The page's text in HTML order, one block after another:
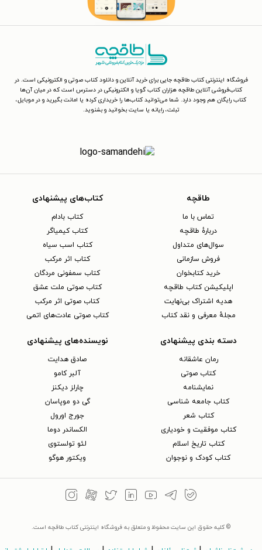
فروشگاه اینترنتی کتاب طاقچه جایی برای خرید آنلاین و دانلود کتاب صوتی و الکترونیکی است. در
کتاب‌فروشی آنلاین طاقچه هزاران کتاب گویا و الکترونیکی در دسترس است که در میان آن‌ها
کتاب رایگان هم وجود دارد. شما می‌توانید کتاب‌ها را خریداری کرده یا امانت بگیرید و در موبایل،
تبلت، رایانه یا سایت بخوانید و بشنوید.
طاقچه
تماس با ما
دربارهٔ طاقچه
سوال‌های متداول
فروش سازمانی
خرید کتابخوان
اپلیکیشن کتاب طاقچه
هدیه اشتراک بی‌نهایت
مجلهٔ معرفی و نقد کتاب
کتاب‌های پیشنهادی
کتاب بادام
کتاب کیمیاگر
کتاب اسب سیاه
کتاب اثر مرکب
کتاب سمفونی مردگان
کتاب صوتی ملت عشق
کتاب صوتی اثر مرکب
کتاب صوتی عادت‌های اتمی
دسته بندی پیشنهادی
رمان عاشقانه
کتاب‌ صوتی
نمایشنامه
کتاب جامعه شناسی
کتاب شعر
کتاب موفقیت و خودیاری
کتاب تاریخ اسلام
کتاب کودک و نوجوان
نویسنده‌های پیشنهادی
صادق هدایت
آلبر کامو
چارلز دیکنز
گی دو موپاسان
جورج اورول
الکساندر دوما
لئو تولستوی
ویکتور هوگو
© کلیه حقوق این سایت محفوظ و متعلق به فروشگاه اینترنتی کتاب طاقچه است.